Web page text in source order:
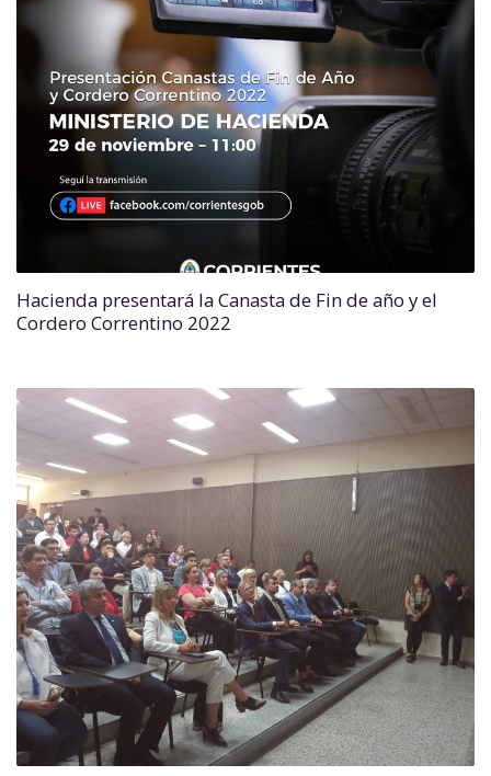
Hacienda presentará la Canasta de Fin de año y el
Cordero Correntino 2022